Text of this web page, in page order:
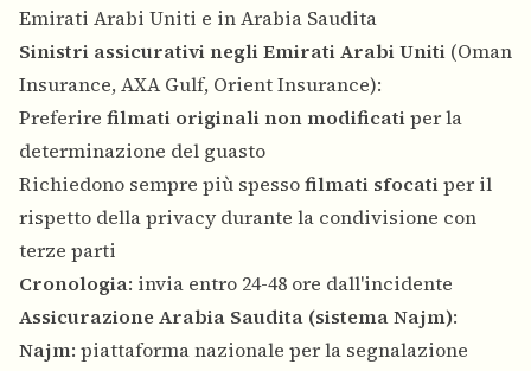
Emirati Arabi Uniti e in Arabia Saudita
Sinistri assicurativi negli Emirati Arabi Uniti (Oman
Insurance, AXA Gulf, Orient Insurance):
Preferire filmati originali non modificatiper la
determinazione del guasto
Richiedono sempre più spessofilmati sfocatiper il
rispetto della privacy durante la condivisione con
terze parti
Cronologia: invia entro 24-48 ore dall'incidente
Assicurazione Arabia Saudita (sistema Najm):
Najm: piattaforma nazionale per la segnalazione